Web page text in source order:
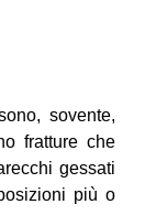
sovente,
fratture che
gessati
più o